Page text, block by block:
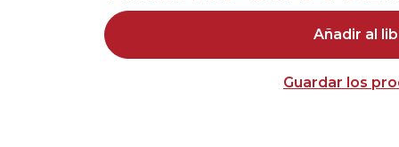
International
Añadir al
Guardar los